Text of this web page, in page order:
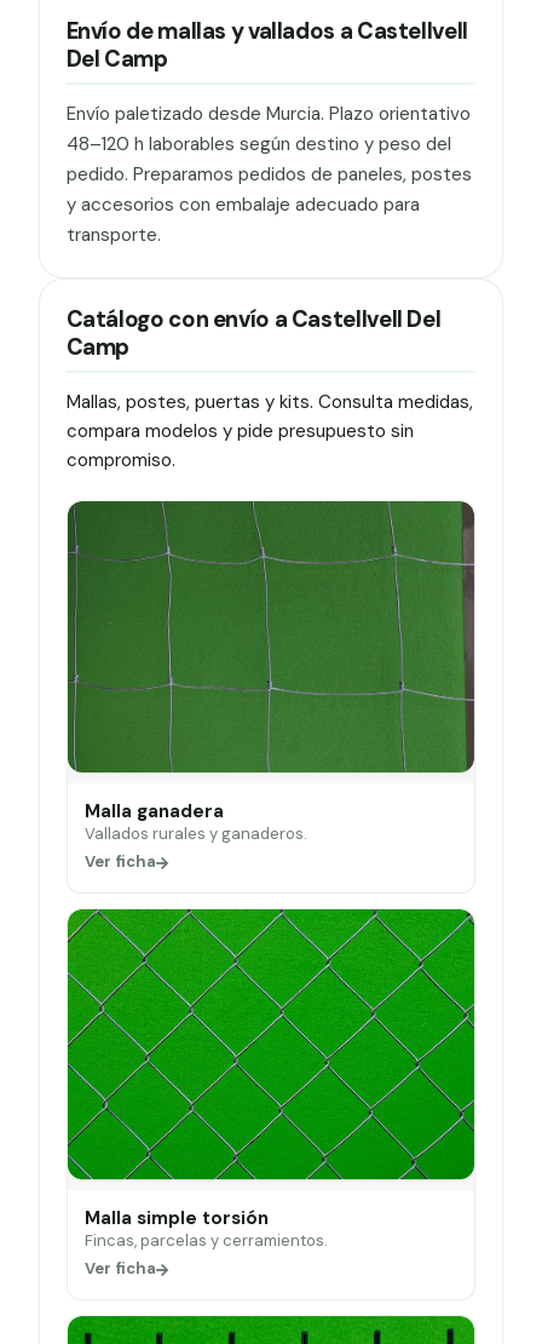
Envío de mallas y vallados a Castellvell
Del Camp
Envío paletizado desde Murcia. Plazo orientativo
48–120 h laborables según destino y peso del
pedido. Preparamos pedidos de paneles, postes
y accesorios con embalaje adecuado para
transporte.
Catálogo con envío a Castellvell Del
Camp
Mallas, postes, puertas y kits. Consulta medidas,
compara modelos y pide presupuesto sin
compromiso.
Malla ganadera
Vallados rurales y ganaderos.
Ver ficha
Malla simple torsión
Fincas, parcelas y cerramientos.
Ver ficha